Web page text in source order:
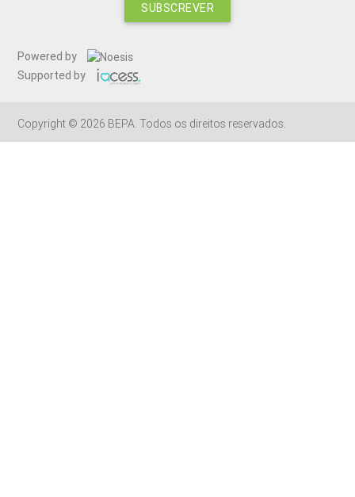
SUBSCREVER
Powered by
Supported by
Copyright © 2026 BEPA. Todos os direitos reservados.